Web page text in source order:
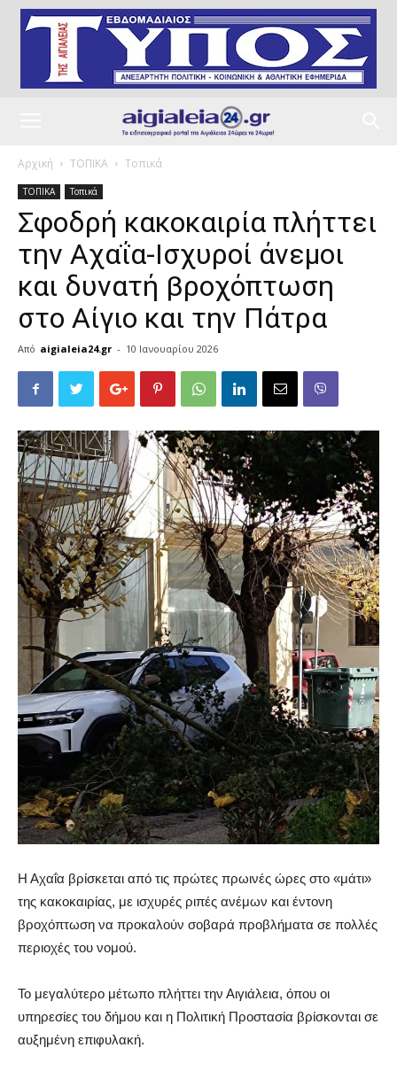
Αρχική ΤΟΠΙΚΑ Τοπικά
ΤΟΠΙΚΑ Τοπικά
Σφοδρή κακοκαιρία πλήττει
την Αχαΐα-Ισχυροί άνεμοι
και δυνατή βροχόπτωση
στο Αίγιο και την Πάτρα
Από aigialeia24.gr - 10 Ιανουαρίου 2026
Η Αχαΐα βρίσκεται από τις πρώτες πρωινές ώρες στο «μάτι»
της κακοκαιρίας, με ισχυρές ριπές ανέμων και έντονη
βροχόπτωση να προκαλούν σοβαρά προβλήματα σε πολλές
περιοχές του νομού.
Το μεγαλύτερο μέτωπο πλήττει την Αιγιάλεια, όπου οι
υπηρεσίες του δήμου και η Πολιτική Προστασία βρίσκονται σε
αυξημένη επιφυλακή.